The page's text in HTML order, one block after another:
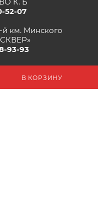
В КОРЗИНУ
52-07
й км. Минского
93-93
шоссе д.2
82-04